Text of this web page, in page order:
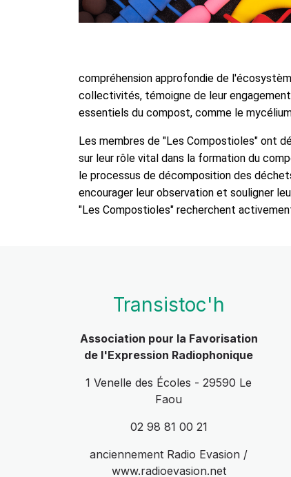
compréhension approfondie de
collectivités, témoigne de leur
essentiels du compost, comme le
Les membres de "Les Compostioles" ont
sur leur rôle vital dans la formation du
le processus de décomposition des
encourager leur observation et souligner
"Les Compostioles" recherchent
Transistoc'h
Association pour la Favorisation
de l'Expression Radiophonique
1 Venelle des Écoles - 29590 Le
Faou
02 98 81 00 21
anciennement Radio Evasion /
www.radioevasion.net